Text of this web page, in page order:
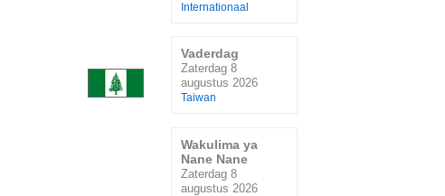
Internationaal
Vaderdag
Zaterdag 8
augustus 2026
Taiwan
Wakulima ya
Nane Nane
Zaterdag 8
augustus 2026